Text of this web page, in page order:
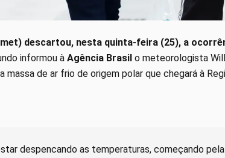
descartou, nesta quinta-feira (25), a
informou à Agência Brasil o meteorologista
massa de ar frio de origem polar que chegará à
despencando as temperaturas, começando pela